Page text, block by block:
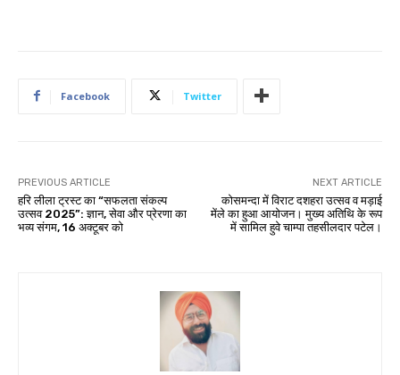
Facebook Twitter
PREVIOUS ARTICLE
हरि लीला ट्रस्ट का “सफलता संकल्प
उत्सव 2025”: ज्ञान, सेवा और प्रेरणा का
भव्य संगम, 16 अक्टूबर को
NEXT ARTICLE
कोसमन्दा में विराट दशहरा उत्सव व मड़ाई
मेंले का हुआ आयोजन। मुख्य अतिथि के रूप
में सामिल हुवे चाम्पा तहसीलदार पटेल।